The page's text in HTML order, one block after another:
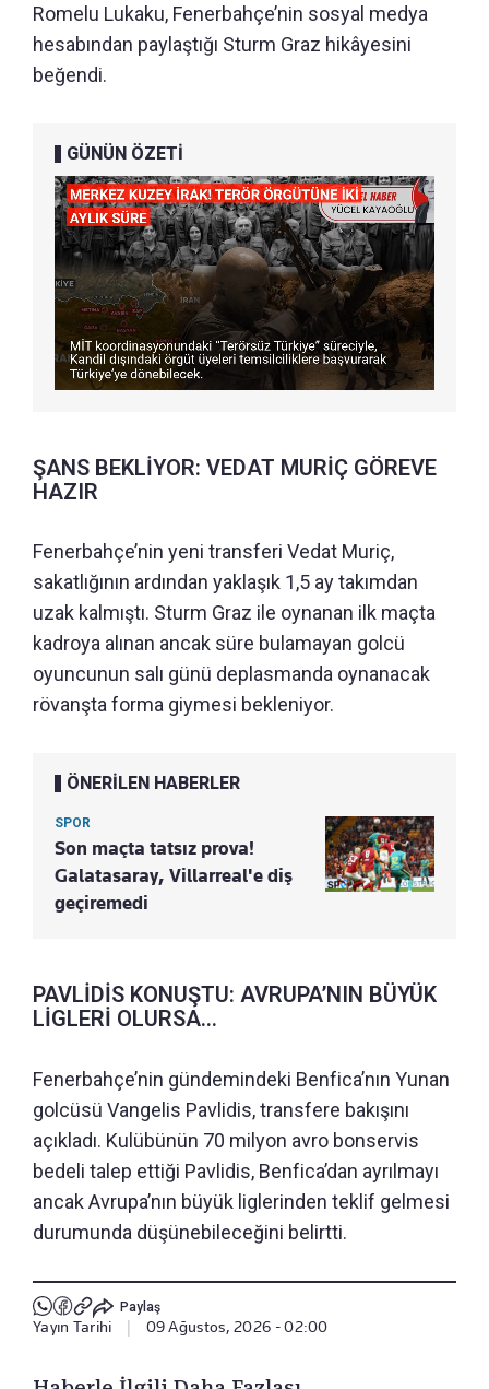
Romelu Lukaku, Fenerbahçe’nin sosyal medya
hesabından paylaştığı Sturm Graz hikâyesini
beğendi.
GÜNÜN ÖZETİ
ŞANS BEKLİYOR: VEDAT MURİÇ GÖREVE
HAZIR
Fenerbahçe’nin yeni transferi Vedat Muriç,
sakatlığının ardından yaklaşık 1,5 ay takımdan
uzak kalmıştı. Sturm Graz ile oynanan ilk maçta
kadroya alınan ancak süre bulamayan golcü
oyuncunun salı günü deplasmanda oynanacak
rövanşta forma giymesi bekleniyor.
ÖNERİLEN HABERLER
SPOR
Son maçta tatsız prova!
Galatasaray, Villarreal'e diş
geçiremedi
PAVLİDİS KONUŞTU: AVRUPA’NIN BÜYÜK
LİGLERİ OLURSA...
Fenerbahçe’nin gündemindeki Benfica’nın Yunan
golcüsü Vangelis Pavlidis, transfere bakışını
açıkladı. Kulübünün 70 milyon avro bonservis
bedeli talep ettiği Pavlidis, Benfica’dan ayrılmayı
ancak Avrupa’nın büyük liglerinden teklif gelmesi
durumunda düşünebileceğini belirtti.
Paylaş
Yayın Tarihi | 09 Ağustos, 2026 - 02:00